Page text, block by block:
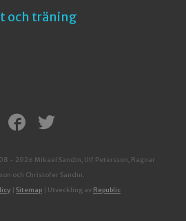
och träning
- 2026 Mikael Sandin, Ulf Petersson, Ragnar
och Christofer Sandin.
Sitemap | Utveckling av Republic